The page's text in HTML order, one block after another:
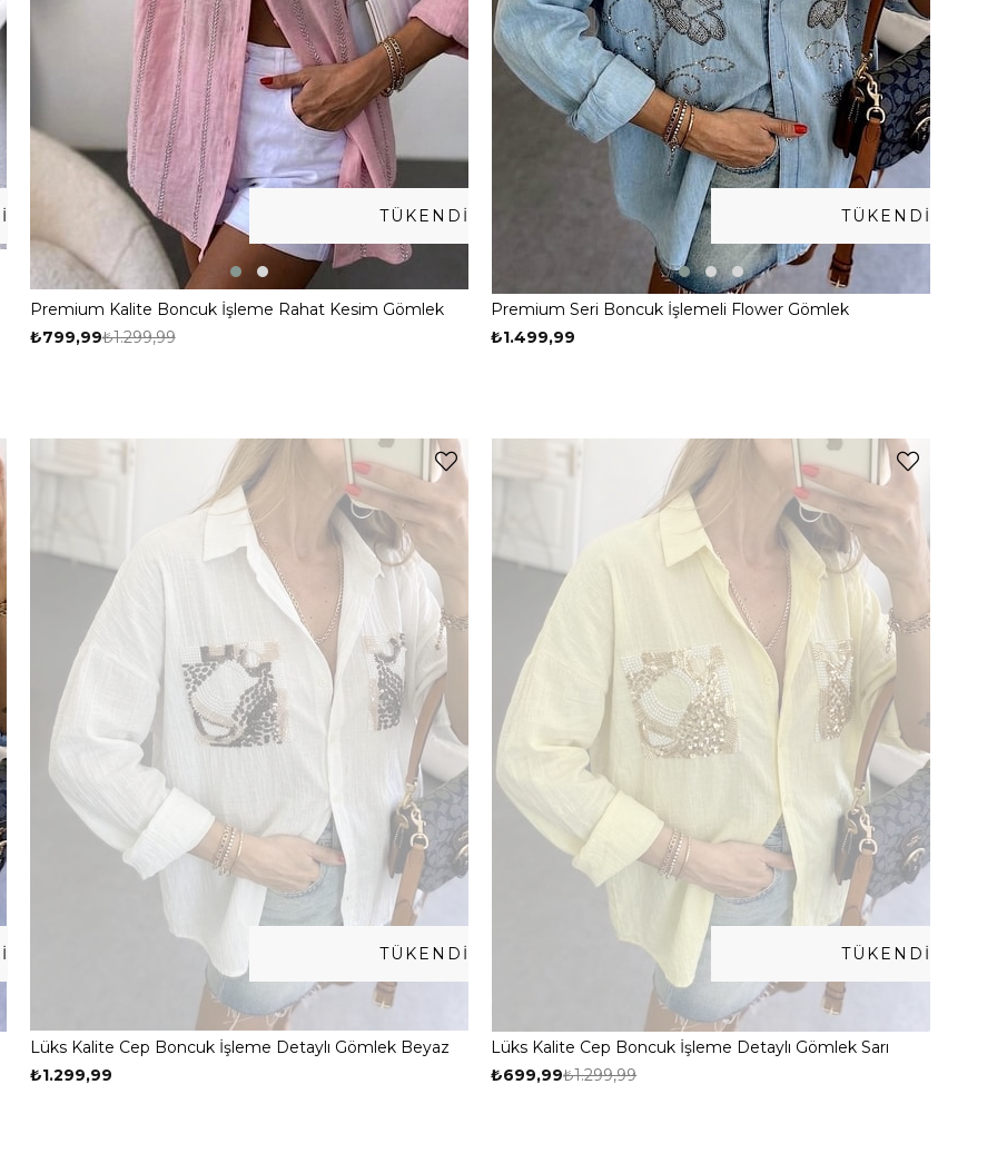
TÜKENDI
Premium Kalite Boncuk İşleme Rahat Kesim Gömlek
Pembe
₺799,99₺1.299,99
TÜKENDI
Premium Seri Boncuk İşlemeli Flower Gömlek
₺1.499,99
TÜKENDI
Lüks Kalite Cep Boncuk İşleme Detaylı Gömlek Beyaz
₺1.299,99
TÜKENDI
Lüks Kalite Cep Boncuk İşleme Detaylı Gömlek Sarı
₺699,99₺1.299,99